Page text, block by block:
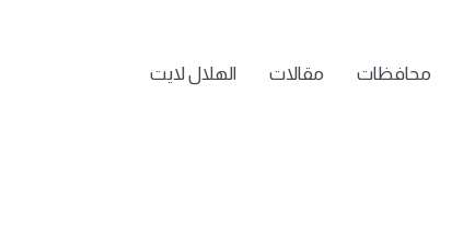
محافظات مقالات
الهلال لايت